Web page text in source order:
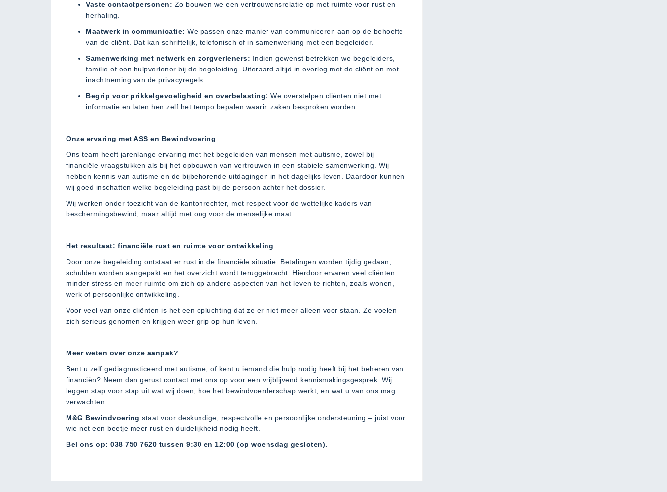
Vaste contactpersonen: Zo bouwen we een vertrouwensrelatie op met ruimte voor rust en
herhaling.
Maatwerk in communicatie: We passen onze manier van communiceren aan op de behoefte
van de cliënt. Dat kan schriftelijk, telefonisch of in samenwerking met een begeleider.
Samenwerking met netwerk en zorgverleners: Indien gewenst betrekken we begeleiders,
familie of een hulpverlener bij de begeleiding. Uiteraard altijd in overleg met de cliënt en met
inachtneming van de privacyregels.
Begrip voor prikkelgevoeligheid en overbelasting: We overstelpen cliënten niet met
informatie en laten hen zelf het tempo bepalen waarin zaken besproken worden.
Onze ervaring met ASS en Bewindvoering
Ons team heeft jarenlange ervaring met het begeleiden van mensen met autisme, zowel bij
financiële vraagstukken als bij het opbouwen van vertrouwen in een stabiele samenwerking. Wij
hebben kennis van autisme en de bijbehorende uitdagingen in het dagelijks leven. Daardoor kunnen
wij goed inschatten welke begeleiding past bij de persoon achter het dossier.
Wij werken onder toezicht van de kantonrechter, met respect voor de wettelijke kaders van
beschermingsbewind, maar altijd met oog voor de menselijke maat.
Het resultaat: financiële rust en ruimte voor ontwikkeling
Door onze begeleiding ontstaat er rust in de financiële situatie. Betalingen worden tijdig gedaan,
schulden worden aangepakt en het overzicht wordt teruggebracht. Hierdoor ervaren veel cliënten
minder stress en meer ruimte om zich op andere aspecten van het leven te richten, zoals wonen,
werk of persoonlijke ontwikkeling.
Voor veel van onze cliënten is het een opluchting dat ze er niet meer alleen voor staan. Ze voelen
zich serieus genomen en krijgen weer grip op hun leven.
Meer weten over onze aanpak?
Bent u zelf gediagnosticeerd met autisme, of kent u iemand die hulp nodig heeft bij het beheren van
financiën? Neem dan gerust contact met ons op voor een vrijblijvend kennismakingsgesprek. Wij
leggen stap voor stap uit wat wij doen, hoe het bewindvoerderschap werkt, en wat u van ons mag
verwachten.
M&G Bewindvoering staat voor deskundige, respectvolle en persoonlijke ondersteuning – juist voor
wie net een beetje meer rust en duidelijkheid nodig heeft.
Bel ons op: 038 750 7620 tussen 9:30 en 12:00 (op woensdag gesloten).